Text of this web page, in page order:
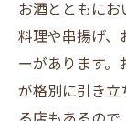
お酒とともにお
料理や串揚げ、
ーがあります。
が格別に引き立